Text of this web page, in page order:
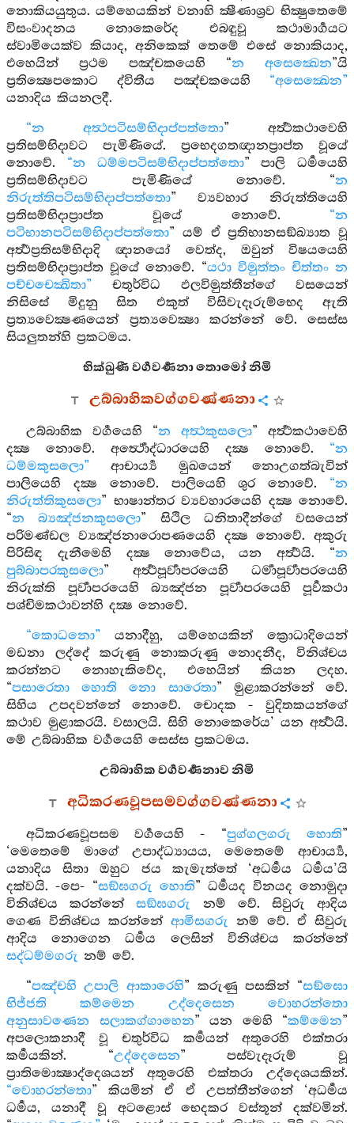
නොකියයුතුය. යම්හෙයකින් වනාහි ක්‍ෂීණාශ්‍රව භික්‍ෂුතෙමේ
විසංවාදනය නොකෙරේද එබඳුවූ කථාමාර්‍ගයට
ස්වාමියෙක්ව කියාද, අනිකෙක් තෙමේ එසේ නොකියාද,
එහෙයින් ප්‍රථම පඤ්චකයෙහි “න අසෙක්‍ඛෙන”යි
ප්‍රතික්‍ෂෙපකොට ද්විතීය පඤ්චකයෙහි “අසෙක්‍ඛෙන”
යනාදිය කියනලදී.
“න අත්‍ථපටිසම්භිදාප්පත්තො” අර්‍ත්‍ථකථාවෙහි
ප්‍රතිසම්භිදාවට පැමිණියේ. ප්‍රභෙදගතඥානප්‍රාප්ත වූයේ
නොවේ. “න ධම්මපටිසම්භිදාප්පත්තො” පාලි ධර්‍මයෙහි
ප්‍රතිසම්භිදාවට පැමිණියේ නොවේ. “න
නිරුත්තිපටිසම්භිදාප්පත්තො” ව්‍යවහාර නිරුත්තියෙහි
ප්‍රතිසම්භිදාප්‍රාප්ත වූයේ නොවේ. “න
පටිභානපටිසම්භිදාප්පත්තො” යම් ඒ ප්‍රතිභානසඞ්ඛ්‍යාත වූ
අර්‍ත්‍ථප්‍රතිසම්භිදාදි ඥානයෝ වෙත්ද, ඔවුන් විෂයයෙහි
ප්‍රතිසම්භිදාප්‍රාප්ත වූයේ නොවේ. “යථා විමුත්තං චිත්තං න
පච්චචෙක්‍ඛිතා” චතුර්විධ ඵලවිමුත්තීන්ගේ වසයෙන්
නිසිසේ මිදුනු සිත එකුත් විසිවැදෑරුම්භෙද ඇති
ප්‍රත්‍යවෙක්‍ෂණයෙන් ප්‍රත්‍යවෙක්‍ෂා කරන්නේ වේ. සෙස්ස
සියලුතන්හි ප්‍රකටමය.
භික්‍ඛුණී වර්‍ගවර්‍ණනා තොමෝ නිමි
උබ්බාහිකවග්ගවණ්ණනා
උබ්බාහික වර්‍ගයෙහි “න අත්‍ථකුසලො” අර්‍ත්‍ථකථාවෙහි
දක්‍ෂ නොවේ. අර්‍ත්‍ථොද්ධාරයෙහි දක්‍ෂ නොවේ. “න
ධම්මකුසලො” ආචාර්‍ය්‍ය මුඛයෙන් නොඋගත්බැවින්
පාලියෙහි දක්‍ෂ නොවේ. පාලියෙහි ශුර නොවේ. “න
නිරුත්තිකුසලො” භාෂාන්තර ව්‍යවහාරයෙහි දක්‍ෂ නොවේ.
“න බ්‍යඤ්ජනකුසලො” සිථිල ධනිතාදීන්ගේ වසයෙන්
පරිමණ්ඩල ව්‍යඤ්ජනාරොපණයෙහි දක්‍ෂ නොවේ. අකුරු
පිරිසිඳ දැනීමෙහි දක්‍ෂ නොවේය, යන අර්‍ත්‍ථයි. “න
පුබ්බාපරකුසලො” අර්‍ත්‍ථපූර්‍වාපරයෙහි ධර්‍මාපූර්‍වාපරයෙහි
නිරුක්ති පූර්‍වාපරයෙහි බ්‍යඤ්ජන පූර්‍වාපරයෙහි පූර්‍වකථා
පශ්චිමකථාවන්හි දක්‍ෂ නොවේ.
“කොධනො” යනාදීහු, යම්හෙයකින් ක්‍රොධාදියෙන්
මඩනා ලද්දේ කරුණු නොකරුණු නොදනීද, විනිශ්චය
කරන්නට නොහැකිවේද, එහෙයින් කියන ලදහ.
“පසාරෙතා හොති නො සාරෙතා” මුළාකරන්නේ වේ.
සිහිය උපදවන්නේ නොවේ. චොදක - වුදිතකයන්ගේ
කථාව මුළාකරයි. වසාලයි. සිහි නොකෙරේය’ යන අර්‍ත්‍ථයි.
මේ උබ්බාහික වර්‍ගයෙහි සෙස්ස ප්‍රකටමය.
උබ්බාහික වර්‍ගවර්‍ණනාව නිමි
අධිකරණවූපසමවග්ගවණ්ණනා
අධිකරණවූපසම වර්‍ගයෙහි - “පුග්ගලගරු හොති”
‘මෙතෙමේ මාගේ උපාද්ධ්‍යායය, මෙතෙමේ ආචාර්‍ය්‍ය,
යනාදිය සිතා ඔහුට ජය කැමැත්තේ ‘අධර්‍මය ධර්‍මය’යි
දක්වයි. -පෙ- “සඞ්ඝගරු හොති” ධර්‍මයද විනයද නොමුදා
විනිශ්චය කරන්නේසඞ්ඝගරු
නම් වේ. සිවුරු ආදිය
ගෙණ විනිශ්චය කරන්නේ ආමිසගරු
නම් වේ. ඒ සිවුරු
ආදිය නොගෙන ධර්‍මය ලෙසින් විනිශ්චය කරන්නේ
සද්ධම්මගරු නම් වේ.
“පඤ්චහි උපාලි ආකාරෙහි” කරුණු පසකින් “සඞ්ඝො
භිජ්ජති කම්මෙන උද්දෙසෙන
වොහරන්තො
අනුසාවණෙන සලාකග්ගාහෙන” යන මෙහි “කම්මෙන”
අපලොකනාදී වූ චතුර්විධ කර්‍මයන් අතුරෙහි එක්තරා
කර්‍මයකින්. “උද්දෙසෙන” පස්වැදෑරුම් වූ
ප්‍රාතිමොක්‍ෂාද්දෙශයන් අතුරෙහි එක්තරා උද්දෙශයකින්.
“වොහරන්තො” කියමින් ඒ ඒ උපත්තීන්ගෙන් ‘අධර්‍මය
ධර්‍මය, යනාදී වූ අටළොස් භෙදකර වස්තූන් දක්වමින්.